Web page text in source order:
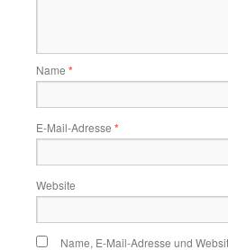
Name *
E-Mail-Adresse *
Website
Name, E-Mail-Adresse und